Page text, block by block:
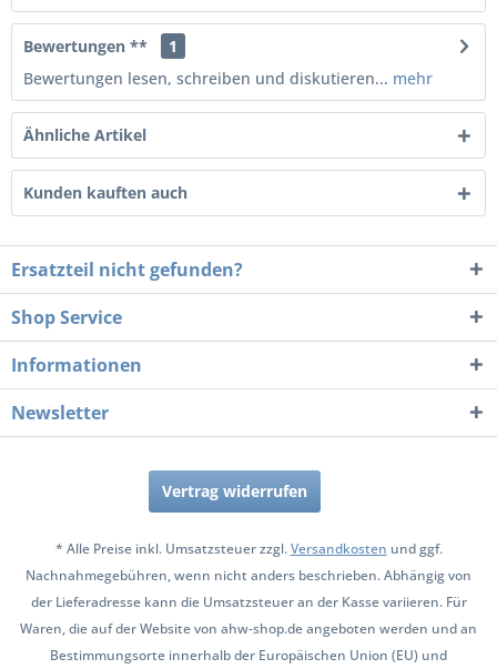
Bewertungen **
1
Bewertungen lesen, schreiben und diskutieren... mehr
Ähnliche Artikel
Kunden kauften auch
Ersatzteil nicht gefunden?
Shop Service
Informationen
Newsletter
Vertrag widerrufen
* Alle Preise inkl. Umsatzsteuer zzgl.Versandkosten und ggf.
Nachnahmegebühren, wenn nicht anders beschrieben. Abhängig von
der Lieferadresse kann die Umsatzsteuer an der Kasse variieren. Für
Waren, die auf der Website von ahw-shop.de angeboten werden und an
Bestimmungsorte innerhalb der Europäischen Union (EU) und